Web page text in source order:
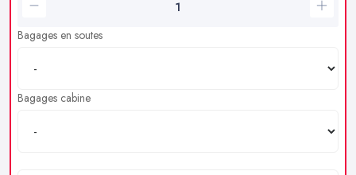
Bagages en soutes
Bagages cabine